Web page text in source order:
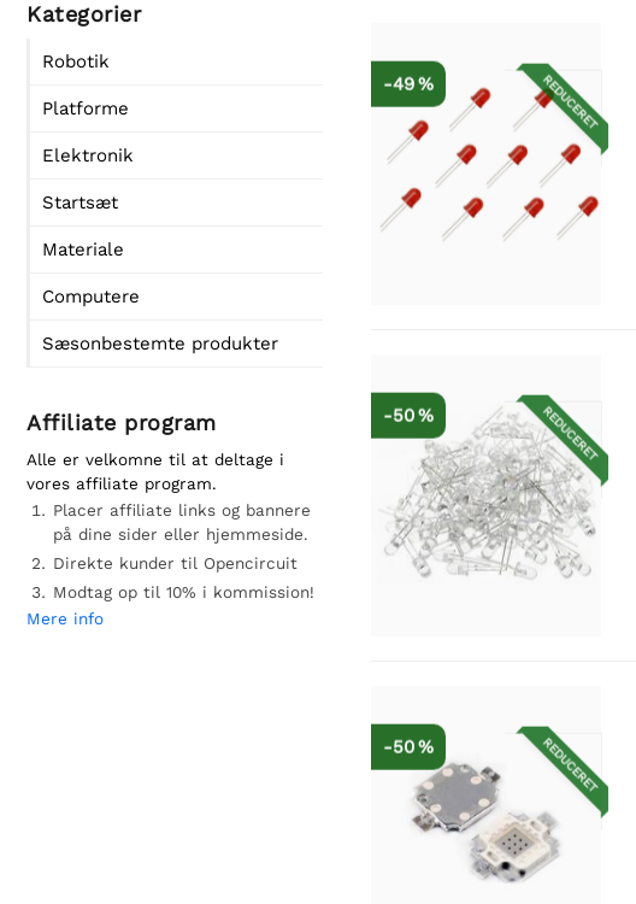
Kategorier
Robotik
Platforme
Elektronik
Startsæt
Materiale
Computere
Sæsonbestemte produkter
Affiliate program
Alle er velkomne til at deltage i
vores affiliate program.
Placer affiliate links og bannere
på dine sider eller hjemmeside.
Direkte kunder til Opencircuit
Modtag op til 10% i kommission!
Mere info
REDUCERET
-49 %
REDUCERET
-50 %
REDUCERET
-50 %